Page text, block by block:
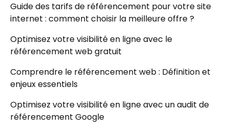
Guide des tarifs de référencement pour votre site
internet : comment choisir la meilleure offre ?
Optimisez votre visibilité en ligne avec le
référencement web gratuit
Comprendre le référencement web : Définition et
enjeux essentiels
Optimisez votre visibilité en ligne avec un audit de
référencement Google